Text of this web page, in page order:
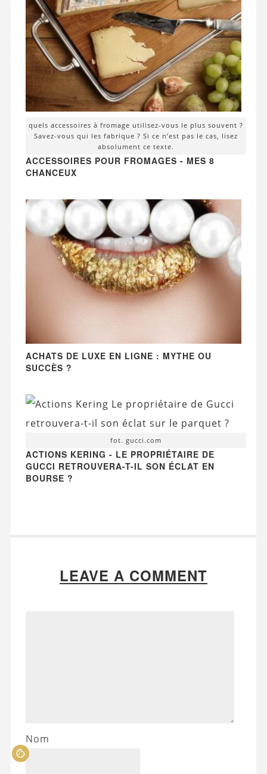
quels accessoires à fromage utilisez-vous le plus souvent ?
Savez-vous qui les fabrique ? Si ce n’est pas le cas, lisez
absolument ce texte.
ACCESSOIRES POUR FROMAGES - MES 8
CHANCEUX
ACHATS DE LUXE EN LIGNE : MYTHE OU
SUCCÈS ?
fot. gucci.com
ACTIONS KERING - LE PROPRIÉTAIRE DE
GUCCI RETROUVERA-T-IL SON ÉCLAT EN
BOURSE ?
LEAVE A COMMENT
Nom